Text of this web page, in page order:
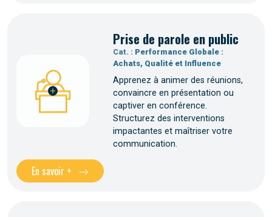
Prise de parole en public
Cat. : Performance Globale :
Achats, Qualité et Influence
Apprenez à animer des réunions,
convaincre en présentation ou
captiver en conférence.
Structurez des interventions
impactantes et maîtriser votre
communication.
En savoir +